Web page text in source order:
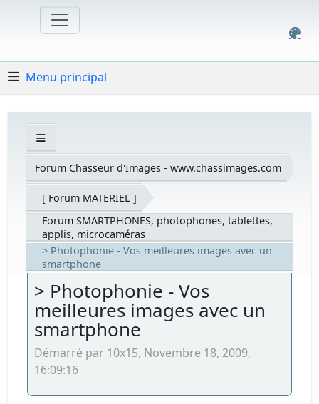
Menu principal
Forum Chasseur d'Images - www.chassimages.com
[ Forum MATERIEL ]
Forum SMARTPHONES, photophones, tablettes,
applis, microcaméras
> Photophonie - Vos meilleures images avec un
smartphone
> Photophonie - Vos
meilleures images avec un
smartphone
Démarré par 10x15, Novembre 18, 2009,
16:09:16